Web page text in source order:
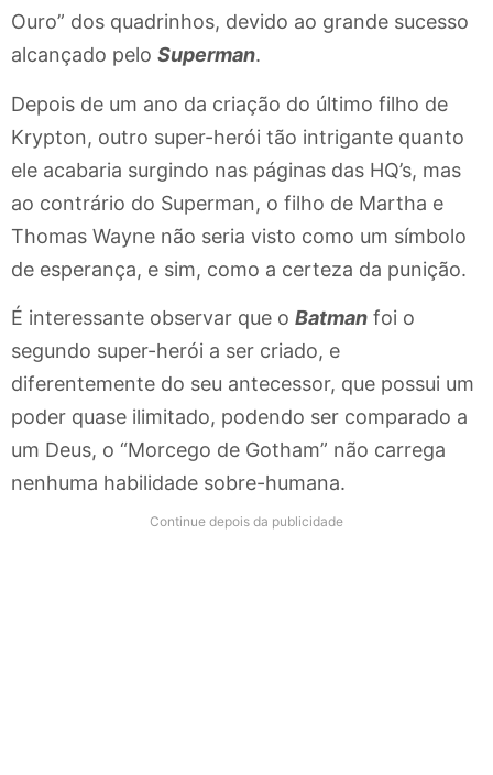
Ouro” dos quadrinhos, devido ao grande sucesso
alcançado pelo Superman.
Depois de um ano da criação do último filho de
Krypton, outro super-herói tão intrigante quanto
ele acabaria surgindo nas páginas das HQ’s, mas
ao contrário do Superman, o filho de Martha e
Thomas Wayne não seria visto como um símbolo
de esperança, e sim, como a certeza da punição.
É interessante observar que o Batman foi o
segundo super-herói a ser criado, e
diferentemente do seu antecessor, que possui um
poder quase ilimitado, podendo ser comparado a
um Deus, o “Morcego de Gotham” não carrega
nenhuma habilidade sobre-humana.
Continue depois da publicidade